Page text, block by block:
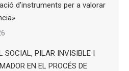
d’instruments per a valorar
SOCIAL, PILAR INVISIBLE I
EN EL PROCÉS DE